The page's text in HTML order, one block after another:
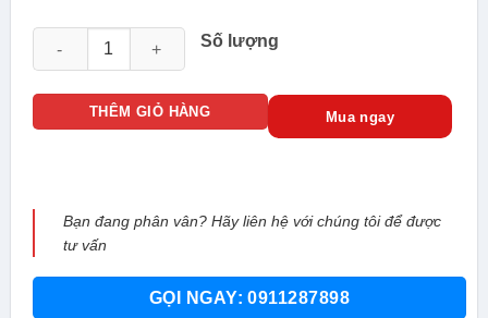
Số lượng
Măng sông quang 4FO giá tốt nhất tphcm số lượng
THÊM GIỎ HÀNG Mua ngay
Bạn đang phân vân? Hãy liên hệ với chúng tôi để được
tư vấn
GỌI NGAY: 0911287898